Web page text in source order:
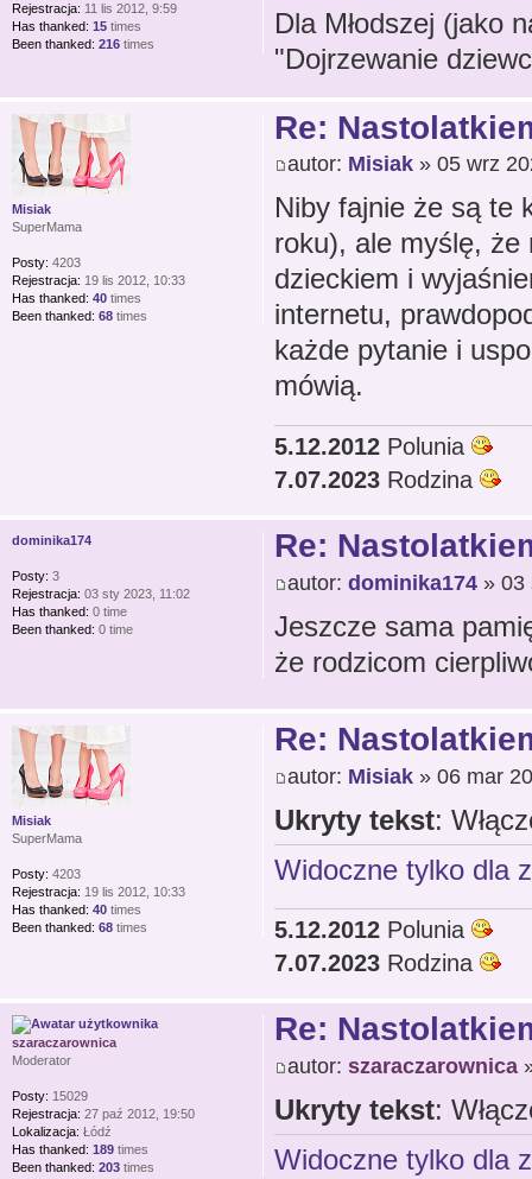
Dla Młodszej (jako
"Dojrzewanie
Rejestracja: 11 lis 2012, 9:59
Has thanked: 15 times
Been thanked: 216 times
Re:
autor: Misiak» 05 wrz
Niby fajnie że są te
roku), ale myślę, że
dzieckiem i
internetu,
każde pytanie i
mówią.
5.12.2012Polunia
7.07.2023Rodzina
Misiak
SuperMama
Posty: 4203
Rejestracja: 19 lis 2012, 10:33
Has thanked: 40 times
Been thanked: 68 times
Re:
autor: dominika174» 03
Jeszcze sama
że rodzicom
dominika174
Posty: 3
Rejestracja: 03 sty 2023, 11:02
Has thanked: 0 time
Been thanked: 0 time
Re:
autor: Misiak» 06 mar
Ukryty tekst:
Widoczne tylko dla
5.12.2012Polunia
7.07.2023Rodzina
Misiak
SuperMama
Posty: 4203
Rejestracja: 19 lis 2012, 10:33
Has thanked: 40 times
Been thanked: 68 times
Re:
autor: szaraczarownica
Ukryty tekst:
Widoczne tylko dla
szaraczarownica
Moderator
Posty: 15029
Rejestracja: 27 paź 2012, 19:50
Lokalizacja: Łódź
Has thanked: 189 times
Been thanked: 203 times